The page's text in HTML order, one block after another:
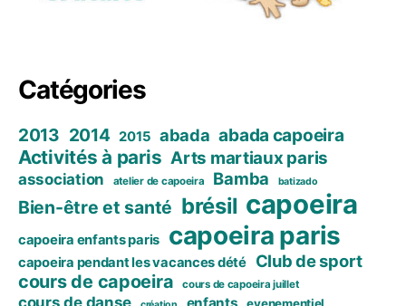
Catégories
2013 2014 2015 abada abada capoeira
Activités à paris Arts martiaux paris
association atelier de capoeira Bamba batizado
Bien-être et santé brésil capoeira
capoeira enfants paris capoeira paris
capoeira pendant les vacances dété Club de sport
cours de capoeira cours de capoeira juillet
cours de danse evenementiel